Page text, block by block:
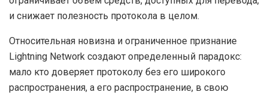
и снижает полезность протокола в целом.
Относительная новизна и ограниченное признание
Lightning Network создают определенный парадокс:
мало кто доверяет протоколу без его широкого
распространения, а его распространение, в свою